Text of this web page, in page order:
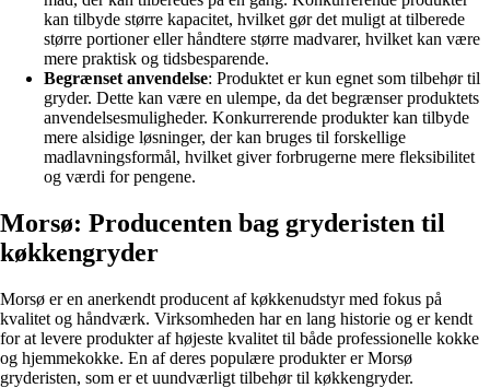
kan tilbyde større kapacitet, hvilket gør det muligt at tilberede
større portioner eller håndtere større madvarer, hvilket kan være
mere praktisk og tidsbesparende.
Begrænset anvendelse: Produktet er kun egnet som tilbehør til
gryder. Dette kan være en ulempe, da det begrænser produktets
anvendelsesmuligheder. Konkurrerende produkter kan tilbyde
mere alsidige løsninger, der kan bruges til forskellige
madlavningsformål, hvilket giver forbrugerne mere fleksibilitet
og værdi for pengene.
Morsø: Producenten bag gryderisten til
køkkengryder
Morsø er en anerkendt producent af køkkenudstyr med fokus på
kvalitet og håndværk. Virksomheden har en lang historie og er kendt
for at levere produkter af højeste kvalitet til både professionelle kokke
og hjemmekokke. En af deres populære produkter er Morsø
gryderisten, som er et uundværligt tilbehør til køkkengryder.